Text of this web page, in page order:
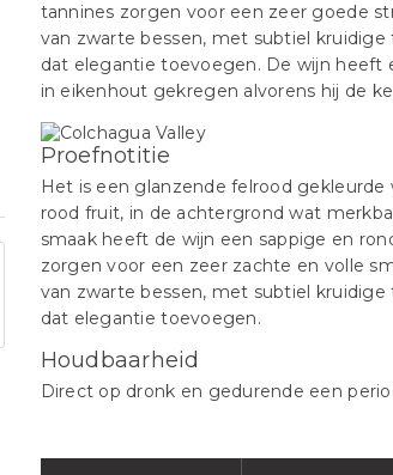
tannines zorgen voor een zeer goede
van zwarte bessen, met subtiel
dat elegantie toevoegen. De wijn heeft
in eikenhout gekregen alvorens hij de
Proefnotitie
Het is een glanzende felrood gekleurde
rood fruit, in de achtergrond wat
smaak heeft de wijn een sappige en
zorgen voor een zeer zachte en volle
van zwarte bessen, met subtiel
dat elegantie toevoegen.
Houdbaarheid
Direct op dronk en gedurende een